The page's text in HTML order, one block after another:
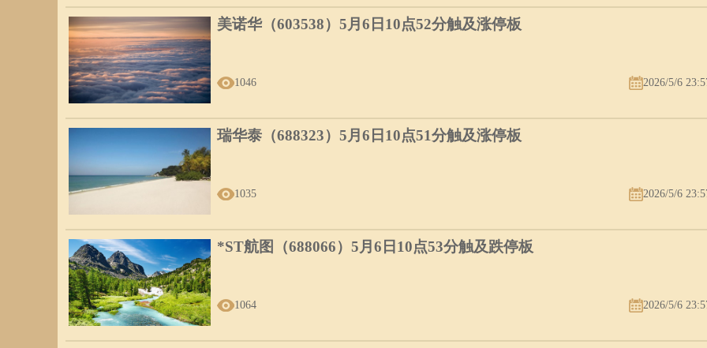
美诺华（603538）5月6日10点52分触及涨停板
1046 2026/5/6
瑞华泰（688323）5月6日10点51分触及涨停板
1035 2026/5/6
*ST航图（688066）5月6日10点53分触及跌停板
1064 2026/5/6